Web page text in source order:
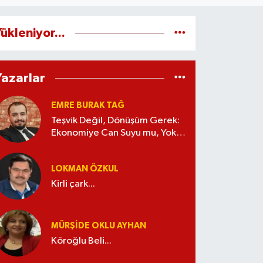
EMRE BURAK TAĞ
Teşvik Değil, Dönüşüm Gerek:
Ekonomiye Can Suyu mu, Yoksa
LOKMAN ÖZKUL
Kirli çark...
MÜRŞIDE OKLU AYHAN
Köroğlu Beli...